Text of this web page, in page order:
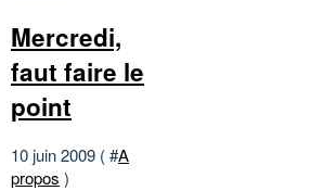
Mercredi,
faut faire le
point
10 juin 2009 ( #A
propos )